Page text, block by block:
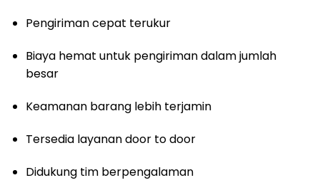
Pengiriman cepat terukur
Biaya hemat untuk pengiriman dalam jumlah
besar
Keamanan barang lebih terjamin
Tersedia layanan door to door
Didukung tim berpengalaman